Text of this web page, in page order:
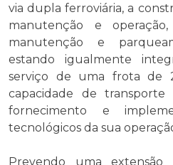
via dupla ferroviária, a
manutenção e
manutenção e
estando igualmente
serviço de uma frota de
capacidade de
fornecimento e
tecnológicos da sua
Prevendo uma